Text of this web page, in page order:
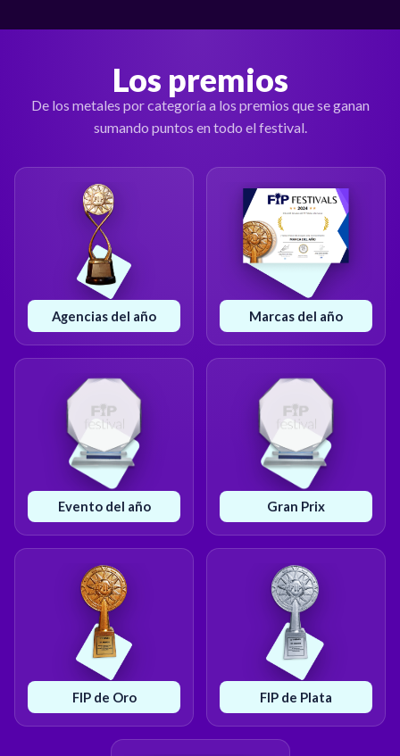
Los premios
De los metales por categoría a los premios que se ganan
sumando puntos en todo el festival.
Agencias del año Marcas del año
Evento del año Gran Prix
FIP de Oro FIP de Plata